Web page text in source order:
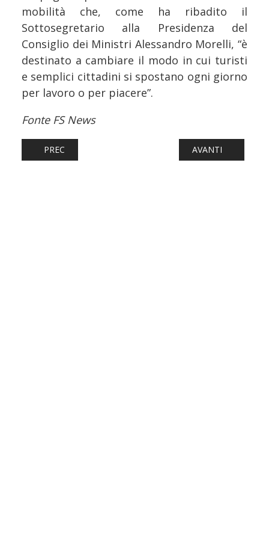
mobilità che, come ha ribadito il
Sottosegretario alla Presidenza del
Consiglio dei Ministri Alessandro Morelli, “è
destinato a cambiare il modo in cui turisti
e semplici cittadini si spostano ogni giorno
per lavoro o per piacere”.
Fonte FS News
ARTICOLO PRECEDENTE: FERROVIE: FRECCIAROSSA
PREC ARTICOLO
AVANTI